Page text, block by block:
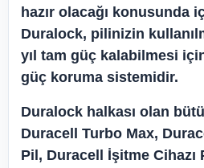
hazır olacağı konusunda
Duralock, pilinizin
yıl tam güç kalabilmesi
güç koruma sistemidir.
Duralock halkası olan
Duracell Turbo Max,
Pil, Duracell İşitme Cihazı